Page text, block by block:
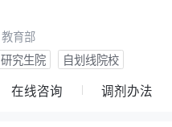
教育部
研究生院 自划线院校
在线咨询 调剂办法